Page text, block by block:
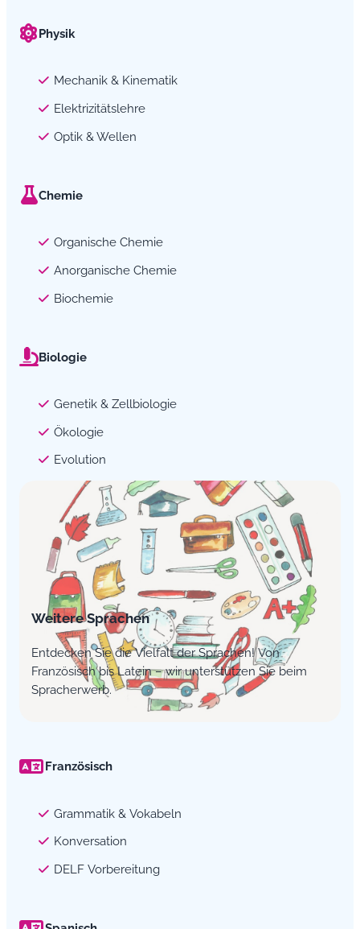
Physik
Mechanik & Kinematik
Elektrizitätslehre
Optik & Wellen
Chemie
Organische Chemie
Anorganische Chemie
Biochemie
Biologie
Genetik & Zellbiologie
Ökologie
Evolution
Weitere Sprachen
Entdecken Sie die Vielfalt der Sprachen! Von
Französisch bis Latein – wir unterstützen Sie beim
Spracherwerb.
Französisch
Grammatik & Vokabeln
Konversation
DELF Vorbereitung